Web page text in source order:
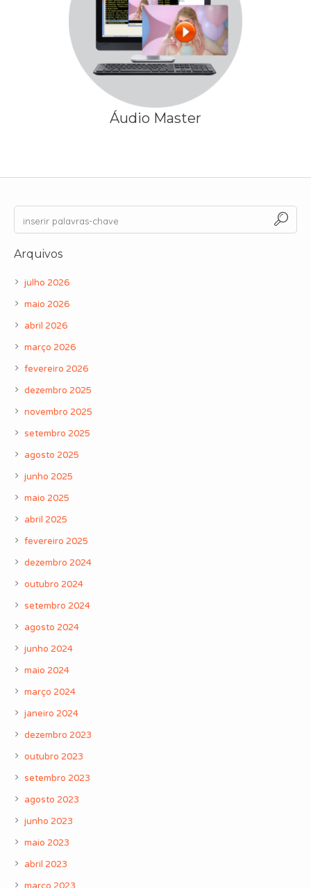
Áudio Master
Arquivos
julho 2026
maio 2026
abril 2026
março 2026
fevereiro 2026
dezembro 2025
novembro 2025
setembro 2025
agosto 2025
junho 2025
maio 2025
abril 2025
fevereiro 2025
dezembro 2024
outubro 2024
setembro 2024
agosto 2024
junho 2024
maio 2024
março 2024
janeiro 2024
dezembro 2023
outubro 2023
setembro 2023
agosto 2023
junho 2023
maio 2023
abril 2023